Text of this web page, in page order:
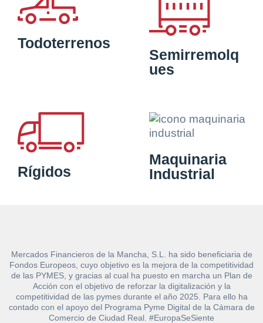
Todoterrenos
Semirremolq
ues
Rígidos
Maquinaria
Industrial
Mercados Financieros de la Mancha, S.L. ha sido beneficiaria de
Fondos Europeos, cuyo objetivo es la mejora de la competitividad
de las PYMES, y gracias al cual ha puesto en marcha un Plan de
Acción con el objetivo de reforzar la digitalización y la
competitividad de las pymes durante el año 2025. Para ello ha
contado con el apoyo del Programa Pyme Digital de la Cámara de
Comercio de Ciudad Real. #EuropaSeSiente